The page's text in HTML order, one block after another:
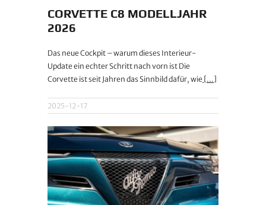
CORVETTE C8 MODELLJAHR
2026
Das neue Cockpit – warum dieses Interieur-
Update ein echter Schritt nach vorn ist Die
Corvette ist seit Jahren das Sinnbild dafür, wie [...]
2025-12-17